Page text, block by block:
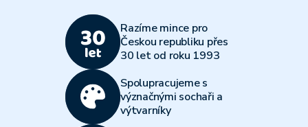
víceboj 2026
Číst dále
Všechny články
Razíme mince pro
Českou republiku přes
30 let od roku 1993
Spolupracujeme s
význačnými sochaři a
výtvarníky